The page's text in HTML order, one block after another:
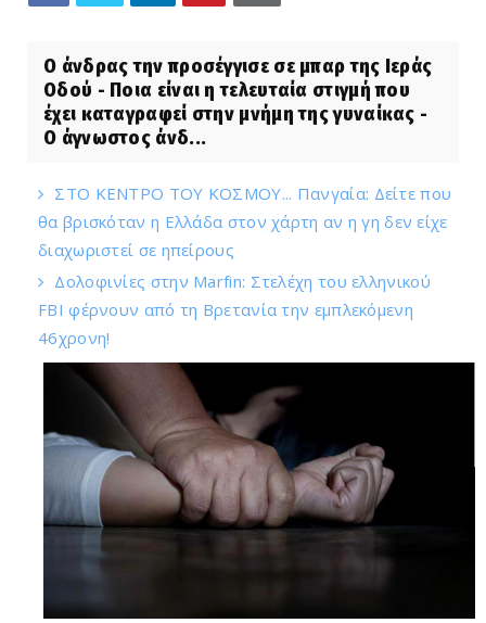
Ο άνδρας την προσέγγισε σε μπαρ της Ιεράς
Οδού - Ποια είναι η τελευταία στιγμή που
έχει καταγραφεί στην μνήμη της γυναίκας -
Ο άγνωστος άνδ...
ΣΤΟ ΚΕΝΤΡΟ ΤΟΥ ΚΟΣΜΟΥ... Πανγαία: Δείτε που
θα βρισκόταν η Ελλάδα στον χάρτη αν η γη δεν είχε
διαχωριστεί σε ηπείρους
Δολοφινίες στην Marfin: Στελέχη του ελληνικού
FBI φέρνουν από τη Βρετανία την εμπλεκόμενη
46χρονη!